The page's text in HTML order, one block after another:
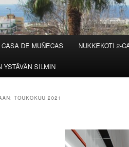
DE MUÑECAS NUKKEKOTI 2-
YSTÄVÄN SILMIN
TOUKOKUU 2021